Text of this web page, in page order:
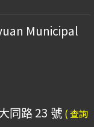
Municipal
同路 23 號 ( 查詢